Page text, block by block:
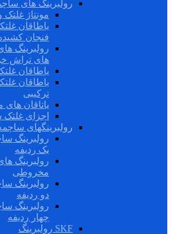
رولبرینگ های
مونتاژ
یاطاقان
فنجان
رولبرینگ
های تراش
یاطاقان
یاطاقان
ترکیبی
یاتاقان
اجزای
رولبرینگهای
رولبرینگ
یک ردیفه
رولبرینگ
مخروطی
رولبرینگ
دو ردیفه
رولبرینگ
چهار ردیفه
SKF رولبرینگ